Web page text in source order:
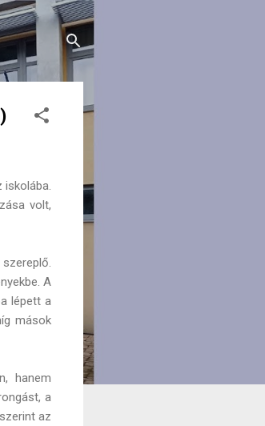
volt,
A
lépett a
mások
hanem
a
az